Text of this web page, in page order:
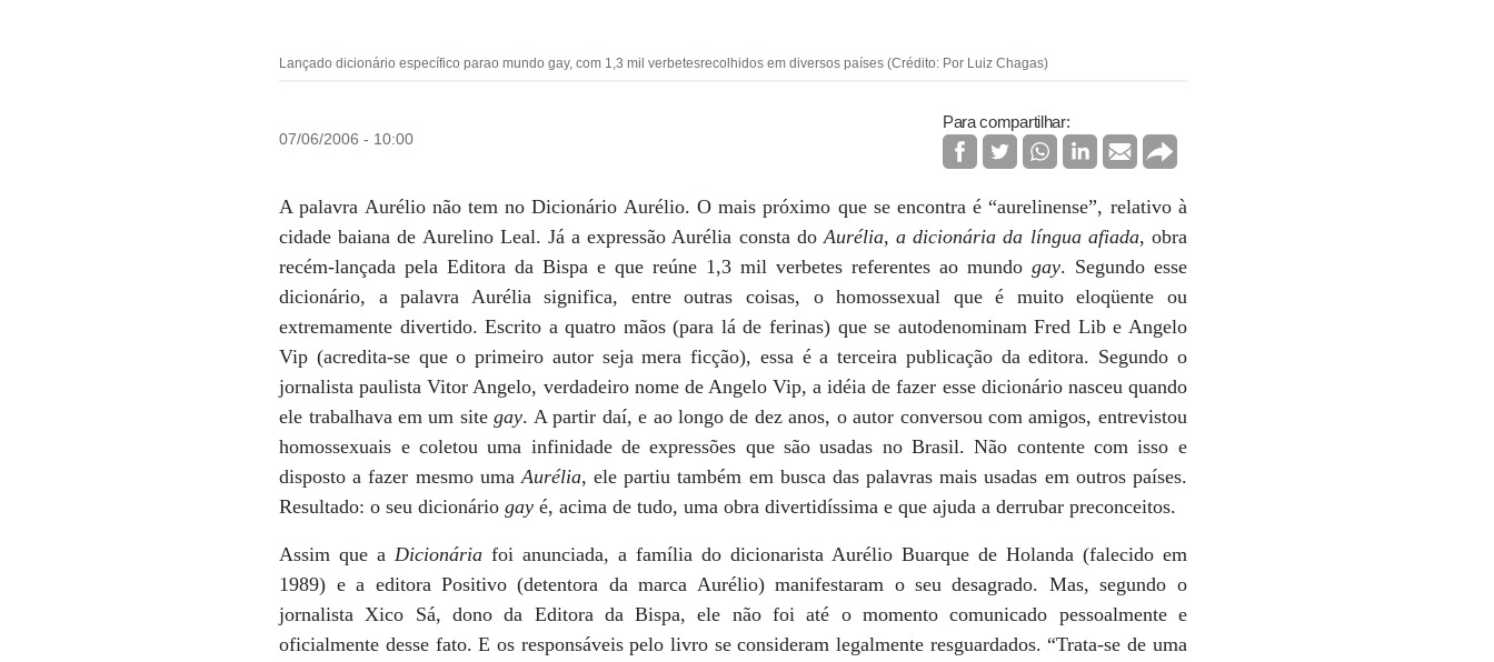
Lançado dicionário específico parao mundo gay, com 1,3 mil verbetesrecolhidos em diversos países (Crédito: Por Luiz Chagas)
07/06/2006 - 10:00
Para compartilhar:
A palavra Aurélio não tem no Dicionário Aurélio. O mais próximo que se encontra é “aurelinense”, relativo à
cidade baiana de Aurelino Leal. Já a expressão Aurélia consta doAurélia, a dicionária da língua afiada, obra
recém-lançada pela Editora da Bispa e que reúne 1,3 mil verbetes referentes ao mundo gay. Segundo esse
dicionário, a palavra Aurélia significa, entre outras coisas, o homossexual que é muito eloqüente ou
extremamente divertido. Escrito a quatro mãos (para lá de ferinas) que se autodenominam Fred Lib e Angelo
Vip (acredita-se que o primeiro autor seja mera ficção), essa é a terceira publicação da editora. Segundo o
jornalista paulista Vitor Angelo, verdadeiro nome de Angelo Vip, a idéia de fazer esse dicionário nasceu quando
ele trabalhava em um sitegay. A partir daí, e ao longo de dez anos, o autor conversou com amigos, entrevistou
homossexuais e coletou uma infinidade de expressões que são usadas no Brasil. Não contente com isso e
disposto a fazer mesmo umaAurélia, ele partiu também em busca das palavras mais usadas em outros países.
Resultado: o seu dicionáriogayé, acima de tudo, uma obra divertidíssima e que ajuda a derrubar preconceitos.
Assim que a Dicionária foi anunciada, a família do dicionarista Aurélio Buarque de Holanda (falecido em
1989) e a editora Positivo (detentora da marca Aurélio) manifestaram o seu desagrado. Mas, segundo o
jornalista Xico Sá, dono da Editora da Bispa, ele não foi até o momento comunicado pessoalmente e
oficialmente desse fato. E os responsáveis pelo livro se consideram legalmente resguardados. “Trata-se de uma